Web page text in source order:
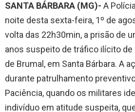
SANTA BÁRBARA (MG)- A
noite desta sexta-feira, 1º de
volta das 22h30min, a prisão de
anos suspeito de tráfico ilícito
de Brumal, em Santa Bárbara. A
durante patrulhamento
Paciência, quando os militares
indivíduo em atitude suspeita,